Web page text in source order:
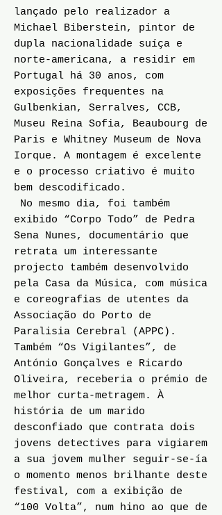
lançado pelo realizador a
Michael Biberstein, pintor de
dupla nacionalidade suíça e
norte-americana, a residir em
Portugal há 30 anos, com
exposições frequentes na
Gulbenkian, Serralves, CCB,
Museu Reina Sofia, Beaubourg de
Paris e Whitney Museum de Nova
Iorque. A montagem é excelente
e o processo criativo é muito
bem descodificado.
No mesmo dia, foi também
exibido “Corpo Todo” de Pedra
Sena Nunes, documentário que
retrata um interessante
projecto também desenvolvido
pela Casa da Música, com música
e coreografias de utentes da
Associação do Porto de
Paralisia Cerebral (APPC).
Também “Os Vigilantes”, de
António Gonçalves e Ricardo
Oliveira, receberia o prémio de
melhor curta-metragem. À
história de um marido
desconfiado que contrata dois
jovens detectives para vigiarem
a sua jovem mulher seguir-se-ía
o momento menos brilhante deste
festival, com a exibição de
“100 Volta”, num hino ao que de